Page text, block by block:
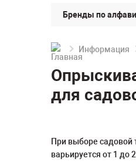
Бренды по
Информация
для
При выборе садовой
варьируется от 1